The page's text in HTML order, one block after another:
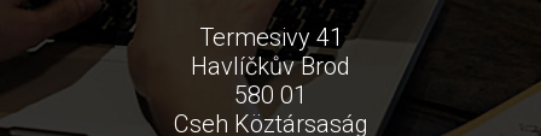
Termesivy 41
Havlíčkův Brod
580 01
Cseh Köztársaság